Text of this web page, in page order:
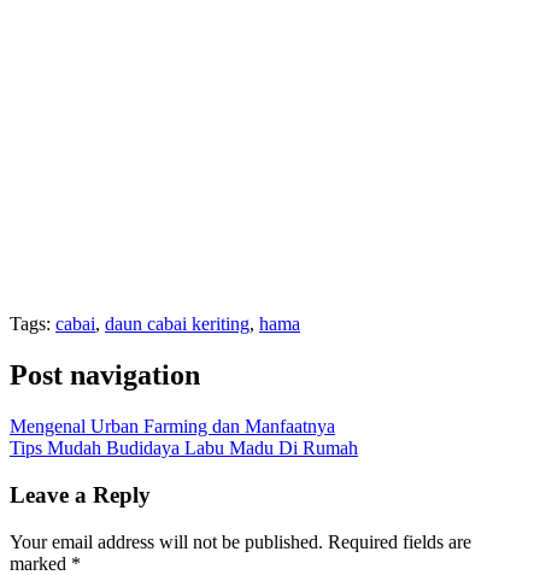
Tags: cabai, daun cabai keriting, hama
Post navigation
Mengenal Urban Farming dan Manfaatnya
Tips Mudah Budidaya Labu Madu Di Rumah
Leave a Reply
Your email address will not be published. Required fields are
marked *